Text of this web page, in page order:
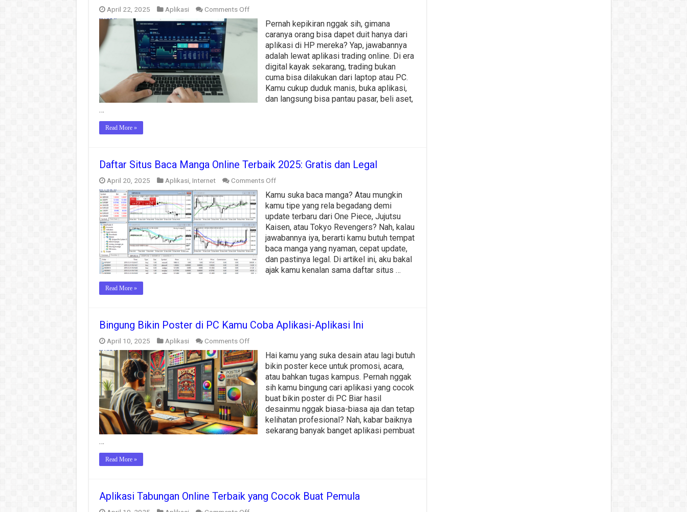
April 22, 2025 Aplikasi Comments Offon
Panduan
Memilih
Aplikasi
Online
Terbaik
untuk
Pemula
Pernah kepikiran nggak sih, gimana
caranya orang bisa dapet duit hanya dari
aplikasi di HP mereka? Yap, jawabannya
adalah lewat aplikasi trading online. Di era
digital kayak sekarang, trading bukan
cuma bisa dilakukan dari laptop atau PC.
Kamu cukup duduk manis, buka aplikasi,
dan langsung bisa pantau pasar, beli aset,
…
Read More »
Daftar Situs Baca Manga Online Terbaik 2025: Gratis dan Legal
April 20, 2025 Aplikasi, Internet Comments Offon
Situs
Baca
Manga
Online
Terbaik
2025:
Gratis
dan
Legal
Kamu suka baca manga? Atau mungkin
kamu tipe yang rela begadang demi
update terbaru dari One Piece, Jujutsu
Kaisen, atau Tokyo Revengers? Nah, kalau
jawabannya iya, berarti kamu butuh tempat
baca manga yang nyaman, cepat update,
dan pastinya legal. Di artikel ini, aku bakal
ajak kamu kenalan sama daftar situs …
Read More »
Bingung Bikin Poster di PC Kamu Coba Aplikasi-Aplikasi Ini
April 10, 2025 Aplikasi Comments Offon
Bingung
Bikin
Poster
di
PC
Coba
Aplikasi-
Aplikasi
Hai kamu yang suka desain atau lagi butuh
bikin poster kece untuk promosi, acara,
atau bahkan tugas kampus. Pernah nggak
sih kamu bingung cari aplikasi yang cocok
buat bikin poster di PC Biar hasil
desainmu nggak biasa-biasa aja dan tetap
kelihatan profesional? Nah, kabar baiknya
sekarang banyak banget aplikasi pembuat
…
Read More »
Aplikasi Tabungan Online Terbaik yang Cocok Buat Pemula